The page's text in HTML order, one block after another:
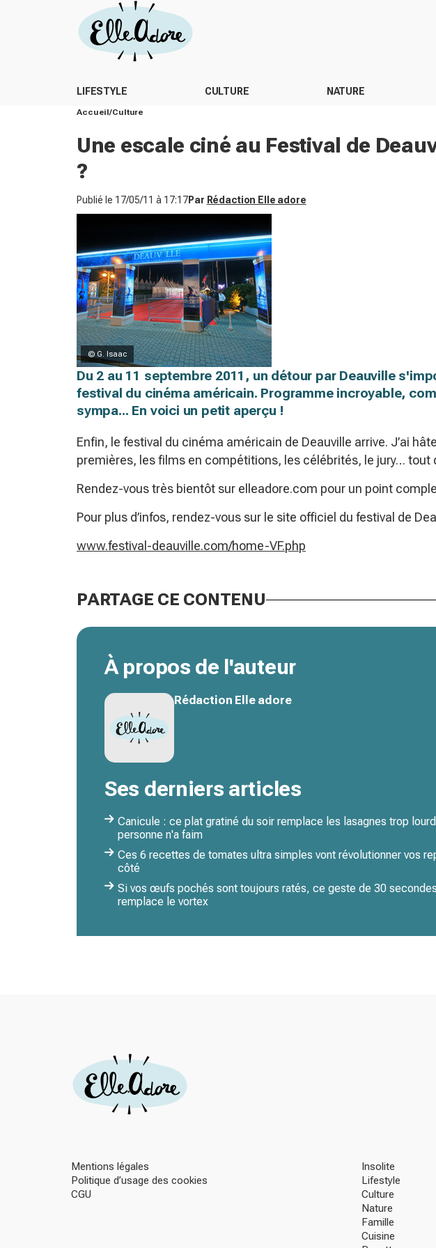
LIFESTYLE CULTURE NATURE
Accueil Culture
Une escale ciné au Festival de
?
Publié le 17/05/11 à 17:17Par Rédaction Elle adore
© G. Isaac
Du 2 au 11 septembre 2011, un détour par Deauville
festival du cinéma américain. Programme incroyable,
sympa... En voici un petit aperçu !
Enfin, le festival du cinéma américain de Deauville arrive. J’ai
premières, les films en compétitions, les célébrités, le jury… tout
Rendez-vous très bientôt sur elleadore.com pour un point
Pour plus d’infos, rendez-vous sur le site officiel du festival de
www.festival-deauville.com/home-VF.php
PARTAGE CE CONTENU
À propos de l'auteur
Rédaction Elle adore
Ses derniers articles
Canicule : ce plat gratiné du soir remplace les lasagnes trop
personne n'a faim
Ces 6 recettes de tomates ultra simples vont révolutionner vos
côté
Si vos œufs pochés sont toujours ratés, ce geste de 30
remplace le vortex
Mentions légales
Politique d’usage des cookies
CGU
Insolite
Lifestyle
Culture
Nature
Famille
Cuisine